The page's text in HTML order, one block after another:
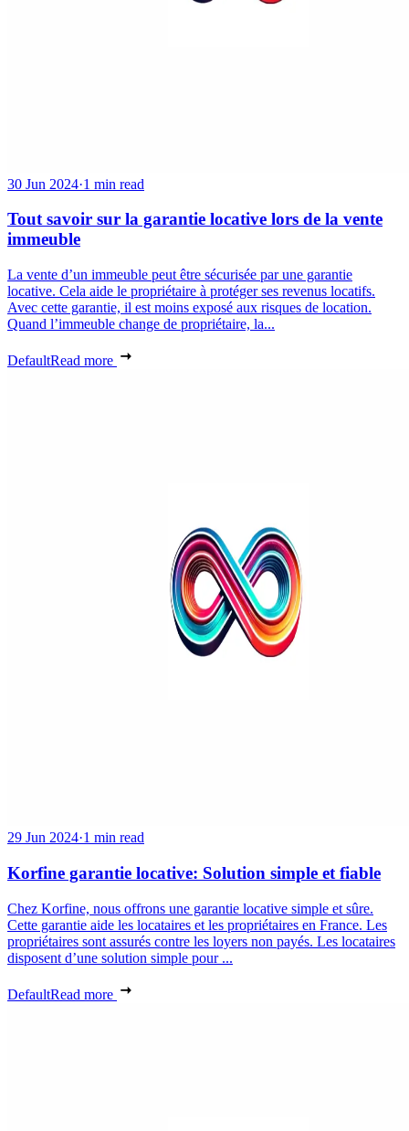
30 Jun 2024·1 min read
Tout savoir sur la garantie locative lors de la vente
immeuble
La vente d’un immeuble peut être sécurisée par une garantie
locative. Cela aide le propriétaire à protéger ses revenus locatifs.
Avec cette garantie, il est moins exposé aux risques de location.
Quand l’immeuble change de propriétaire, la...
DefaultRead more
29 Jun 2024·1 min read
Korfine garantie locative: Solution simple et fiable
Chez Korfine, nous offrons une garantie locative simple et sûre.
Cette garantie aide les locataires et les propriétaires en France. Les
propriétaires sont assurés contre les loyers non payés. Les locataires
disposent d’une solution simple pour ...
DefaultRead more